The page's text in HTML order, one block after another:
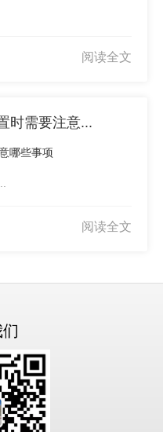
阅读全文
时需要注意...
阅读全文